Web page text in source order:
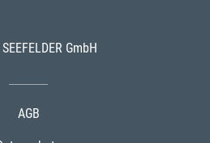
GmbH
AGB